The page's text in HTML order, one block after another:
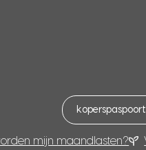
koperspaspoort
mijn maandlasten?